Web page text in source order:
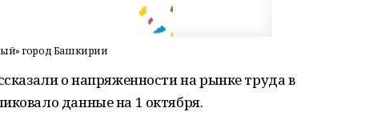
город Башкирии
о напряженности на рынке труда в
данные на 1 октября.